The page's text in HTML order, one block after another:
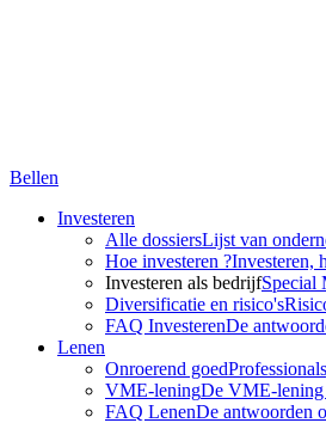
Bellen
Investeren
Alle dossiersLijst van
Hoe investeren ?Investeren,
Investeren als bedrijfSpecial
Diversificatie en risico's
FAQ InvesterenDe
Lenen
Onroerend goed
VME-leningDe VME-lening
FAQ LenenDe antwoorden